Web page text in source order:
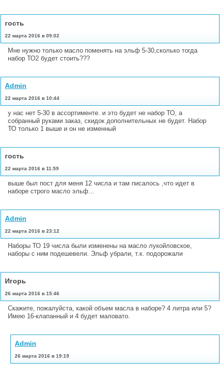
гость
22 марта 2016 в 09:02
Мне нужно только масло поменять на эльф 5-30,сколько тогда
набор ТО2 будет стоить???
Admin
22 марта 2016 в 10:44
у нас нет 5-30 в ассортименте. и это будет не набор ТО, а
собранный руками заказ, скидок дополнительных не будет. Набор
ТО только 1 выше и он не изменный
гость
22 марта 2016 в 11:59
выше был пост для меня 12 числа и там писалось ,что идет в
наборе строго масло эльф...
Admin
22 марта 2016 в 23:12
Наборы ТО 19 числа были изменены на масло лукойловское,
наборы с ним подешевели. Эльф убрали, т.к. подорожали
Игорь
26 марта 2016 в 15:46
Скажите, пожалуйста, какой объем масла в наборе? 4 литра или 5?
Имею 16-клапанный и 4 будет маловато.
Admin
26 марта 2016 в 19:19